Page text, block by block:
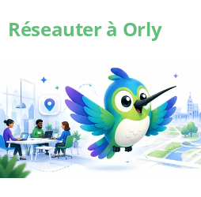
Réseauter à Orly